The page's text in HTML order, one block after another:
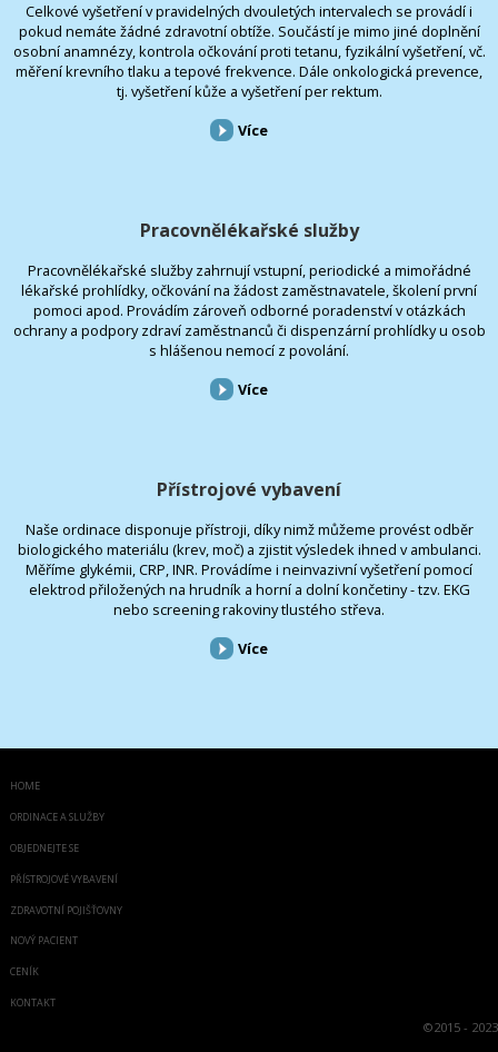
Celkové vyšetření v pravidelných dvouletých intervalech se provádí i
pokud nemáte žádné zdravotní obtíže. Součástí je mimo jiné doplnění
osobní anamnézy, kontrola očkování proti tetanu, fyzikální vyšetření, vč.
měření krevního tlaku a tepové frekvence. Dále onkologická prevence,
tj. vyšetření kůže a vyšetření per rektum.
Více
Pracovnělékařské služby
Pracovnělékařské služby zahrnují vstupní, periodické a mimořádné
lékařské prohlídky, očkování na žádost zaměstnavatele, školení první
pomoci apod. Provádím zároveň odborné poradenství v otázkách
ochrany a podpory zdraví zaměstnanců či dispenzární prohlídky u osob
s hlášenou nemocí z povolání.
Více
Přístrojové vybavení
Naše ordinace disponuje přístroji, díky nimž můžeme provést odběr
biologického materiálu (krev, moč) a zjistit výsledek ihned v ambulanci.
Měříme glykémii, CRP, INR. Provádíme i neinvazivní vyšetření pomocí
elektrod přiložených na hrudník a horní a dolní končetiny - tzv. EKG
nebo screening rakoviny tlustého střeva.
Více
HOME
ORDINACE A SLUŽBY
OBJEDNEJTE SE
PŘÍSTROJOVÉ VYBAVENÍ
ZDRAVOTNÍ POJIŠŤOVNY
NOVÝ PACIENT
CENÍK
KONTAKT
©2015 - 2023